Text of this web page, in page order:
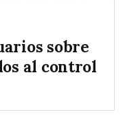
sobre
al control